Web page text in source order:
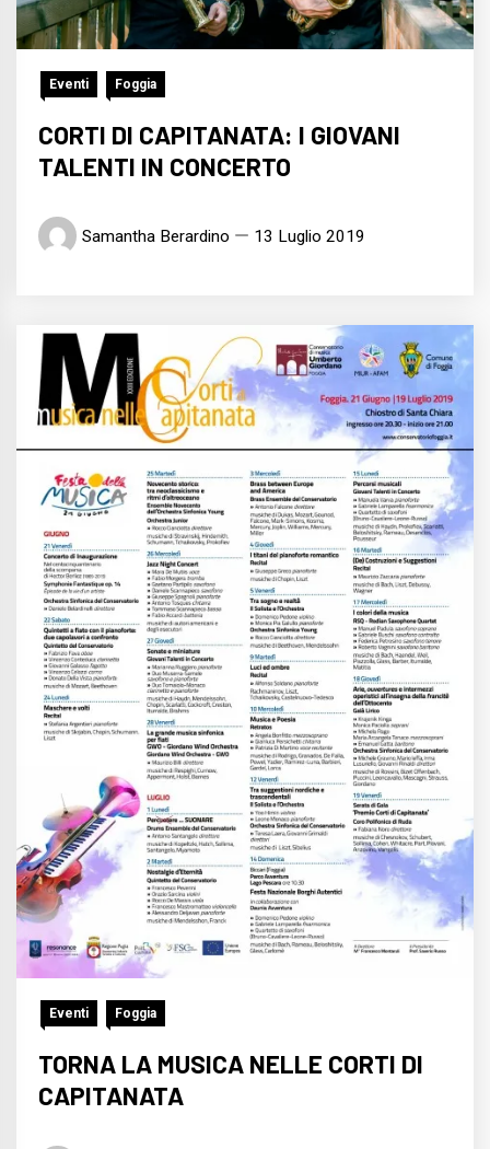
Eventi Foggia
CORTI DI CAPITANATA: I GIOVANI
TALENTI IN CONCERTO
Samantha Berardino 13 Luglio 2019
Eventi Foggia
TORNA LA MUSICA NELLE CORTI DI
CAPITANATA